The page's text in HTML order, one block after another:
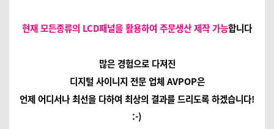
현재 모든종류의 LCD패널을 활용하여 주문생산 제작 가능합니다
많은 경험으로 다져진
디지털 사이니지 전문 업체 AVPOP은
언제 어디서나 최선을 다하여 최상의 결과를 드리도록 하겠습니다!
:-)